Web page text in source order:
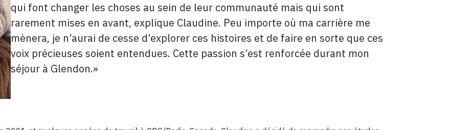
qui font changer les choses au sein de leur communauté mais qui sont
rarement mises en avant, explique Claudine. Peu importe où ma carrière me
mènera, je n’aurai de cesse d’explorer ces histoires et de faire en sorte que ces
voix précieuses soient entendues. Cette passion s’est renforcée durant mon
séjour à Glendon.»